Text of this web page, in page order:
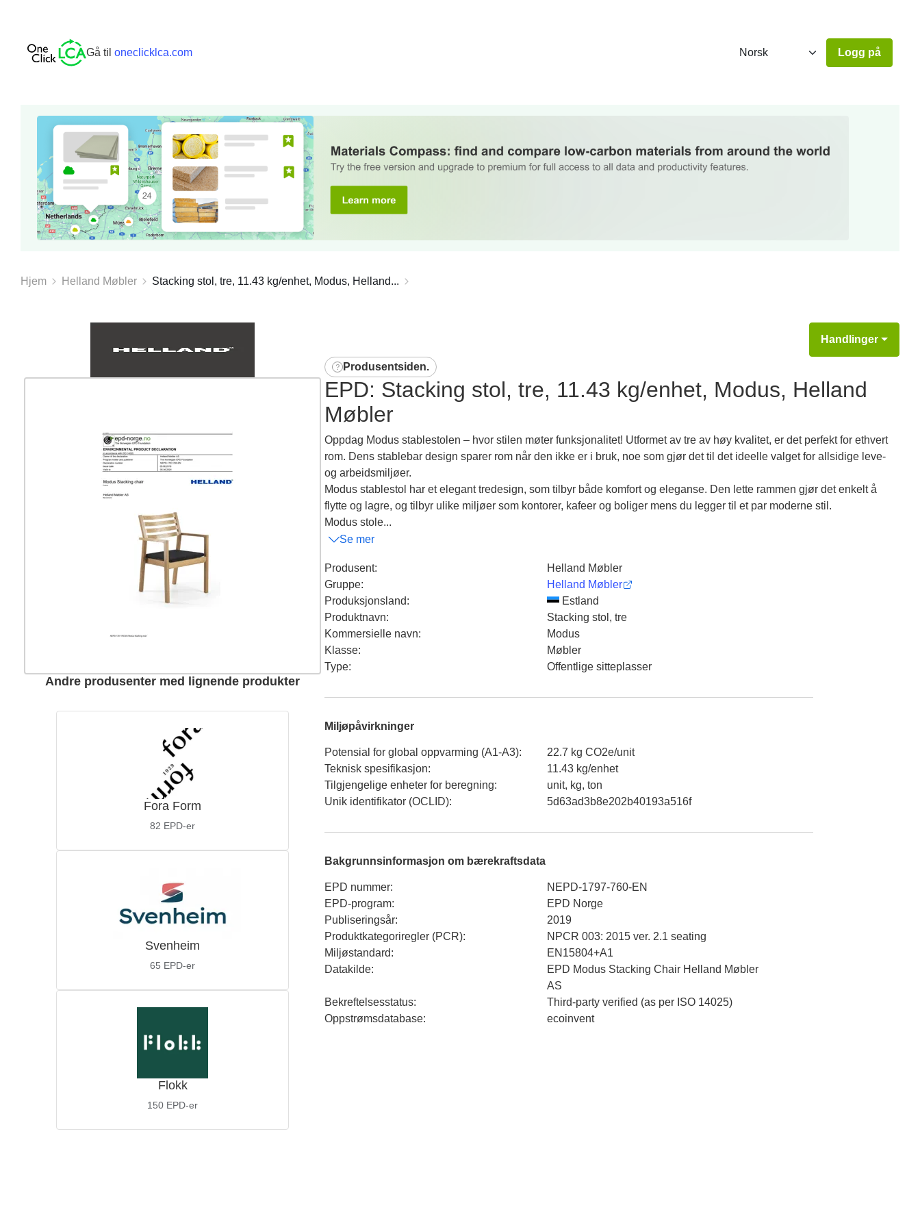
Gå til oneclicklca.com Logg på
Hjem Helland Møbler Stacking stol, tre, 11.43 kg/enhet, Modus, Helland...
Andre produsenter med lignende produkter
Fora Form
82 EPD-er
Svenheim
65 EPD-er
Flokk
150 EPD-er
Handlinger
Produsentsiden.
EPD: Stacking stol, tre, 11.43 kg/enhet, Modus, Helland
Møbler
Oppdag Modus stablestolen – hvor stilen møter funksjonalitet! Utformet av tre av høy kvalitet, er det perfekt for ethvert
rom. Dens stablebar design sparer rom når den ikke er i bruk, noe som gjør det til det ideelle valget for allsidige leve-
og arbeidsmiljøer.
Modus stablestol har et elegant tredesign, som tilbyr både komfort og eleganse. Den lette rammen gjør det enkelt å
flytte og lagre, og tilbyr ulike miljøer som kontorer, kafeer og boliger mens du legger til et par moderne stil.
Modus stole...
Se mer
Produsent:
Helland Møbler
Gruppe:
Helland Møbler
Produksjonsland:
Estland
Produktnavn:
Stacking stol, tre
Kommersielle navn:
Modus
Klasse:
Møbler
Type: Offentlige sitteplasser
Miljøpåvirkninger
Potensial for global oppvarming (A1-A3):
22.7 kg CO2e/unit
Teknisk spesifikasjon:
11.43 kg/enhet
Tilgjengelige enheter for beregning:
unit, kg, ton
Unik identifikator (OCLID): 5d63ad3b8e202b40193a516f
Bakgrunnsinformasjon om bærekraftsdata
EPD nummer:
NEPD-1797-760-EN
EPD-program:
EPD Norge
Publiseringsår:
2019
Produktkategoriregler (PCR):
NPCR 003: 2015 ver. 2.1 seating
Miljøstandard:
EN15804+A1
Datakilde:
EPD Modus Stacking Chair Helland Møbler
AS
Bekreftelsesstatus:
Third-party verified (as per ISO 14025)
Oppstrømsdatabase: ecoinvent